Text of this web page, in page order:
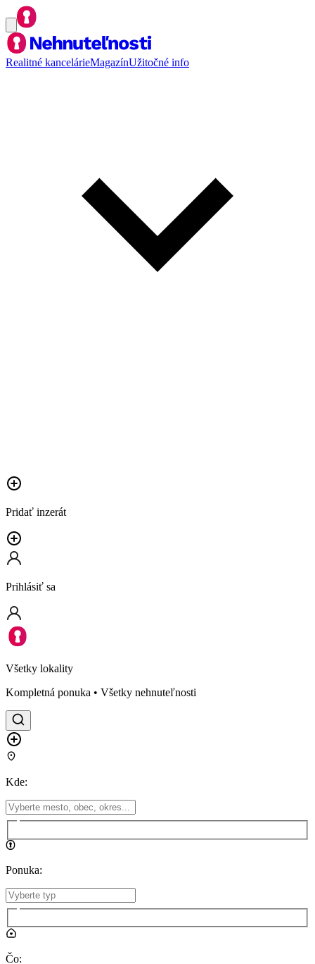
Realitné kancelárieMagazínUžitočné info
Pridať inzerát
Prihlásiť sa
Všetky lokality
Kompletná ponuka • Všetky nehnuteľnosti
Kde:
Ponuka:
Čo: